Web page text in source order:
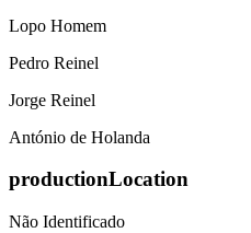
Lopo Homem
Pedro Reinel
Jorge Reinel
António de Holanda
productionLocation
Não Identificado